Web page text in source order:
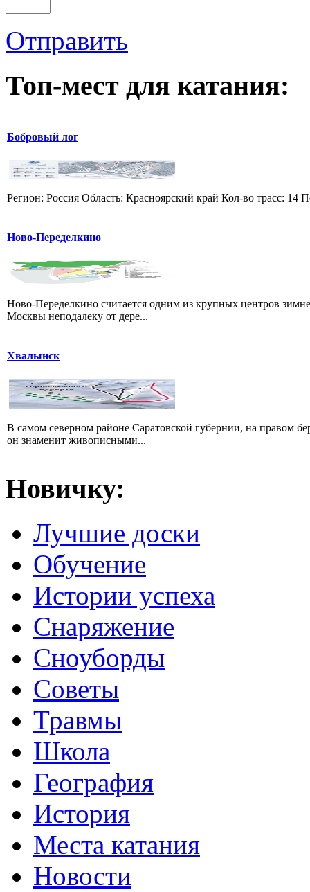
Отправить
Топ-мест для катания:
Бобровый лог
Регион: Россия Область: Красноярский край Кол-во трасс:
Ново-Переделкино
Ново-Переделкино считается одним из крупных центров
Москвы неподалеку от дере...
Хвалынск
В самом северном районе Саратовской губернии, на правом
он знаменит живописными...
Новичку:
Лучшие доски
Обучение
Истории успеха
Снаряжение
Сноуборды
Советы
Травмы
Школа
География
История
Места катания
Новости